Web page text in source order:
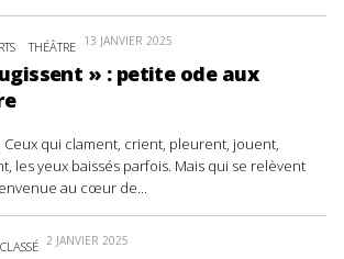
THÉÂTRE 13 JANVIER 2025
» : petite ode aux
Ceux qui clament, crient, pleurent, jouent,
les yeux baissés parfois. Mais qui se relèvent
au cœur de...
2 JANVIER 2025